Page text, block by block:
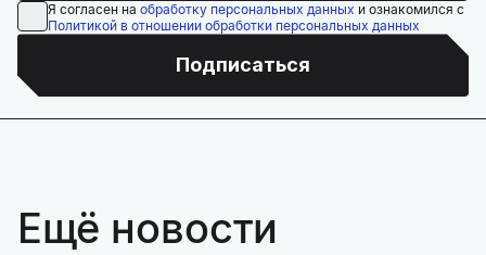
Я согласен на обработку персональных данных и ознакомился с
Политикой в отношении обработки персональных данных
Подписаться
Ещё новости